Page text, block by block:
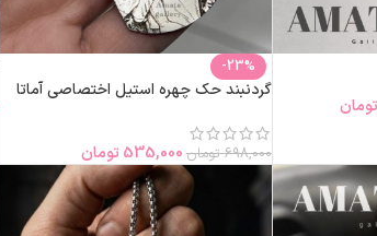
تومان
-23%
گردنبند حک چهره استیل اختصاصی آماتا
698,000 تومان535,000 تومان